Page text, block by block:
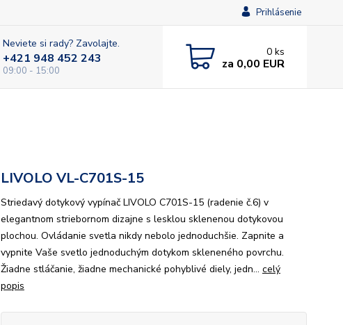
Prihlásenie
Neviete si rady? Zavolajte.
+421 948 452 243
09:00 - 15:00
0 ks
za 0,00 EUR
LIVOLO VL-C701S-15
Striedavý dotykový vypínač LIVOLO C701S-15 (radenie č.6) v
elegantnom striebornom dizajne s lesklou sklenenou dotykovou
plochou. Ovládanie svetla nikdy nebolo jednoduchšie. Zapnite a
vypnite Vaše svetlo jednoduchým dotykom skleneného povrchu.
Žiadne stláčanie, žiadne mechanické pohyblivé diely, jedn... celý
popis